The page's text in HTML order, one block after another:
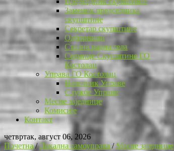
Заменик председника
скупштине
Секретар скупштине
Одборници
Стална радна тела
Седнице Скупштине ГО
Костолац
Управа ГО Костолац
Начелник Управе
Службе Управе
Месне заједнице
Комисије
Контакт
четвртак, август 06, 2026
Почетна/Локална самоуправа /Месне заједнице